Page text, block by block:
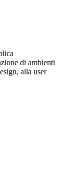
di ambienti
alla user